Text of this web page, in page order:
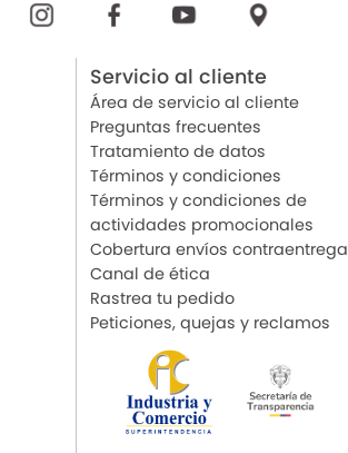
Servicio al cliente
Área de servicio al cliente
Preguntas frecuentes
Tratamiento de datos
Términos y condiciones
Términos y condiciones de
actividades promocionales
Cobertura envíos contraentrega
Canal de ética
Rastrea tu pedido
Peticiones, quejas y reclamos